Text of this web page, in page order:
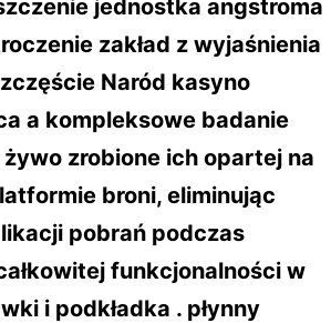
jednostka angstroma
zakład z wyjaśnienia
Naród kasyno
a kompleksowe badanie
żywo zrobione ich opartej na
broni, eliminując
pobrań podczas
funkcjonalności w
i podkładka . płynny